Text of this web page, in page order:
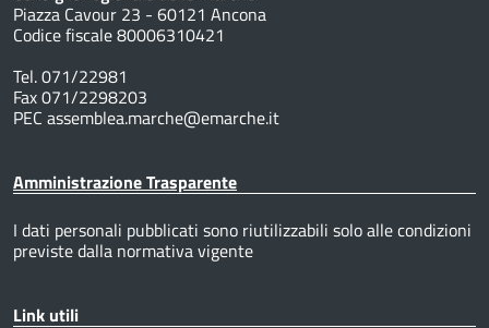
Piazza Cavour 23 - 60121 Ancona
Codice fiscale 80006310421
Tel. 071/22981
Fax 071/2298203
PEC assemblea.marche@emarche.it
Amministrazione Trasparente
I dati personali pubblicati sono riutilizzabili solo alle condizioni
previste dalla normativa vigente
Link utili